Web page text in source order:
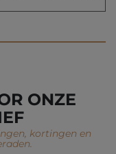
ONZE
kortingen en